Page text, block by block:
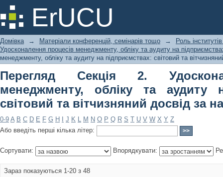
ErUCU
Перегляд Секція 2. Удосконалення
підприємствах: світовий та
Домівка → Матеріали конференцій, семінарів тощо →
Роль
Удосконалення процесів менеджменту, обліку та аудиту на
менеджменту, обліку та аудиту на підприємствах: світовий та
Перегляд Секція 2.
менеджменту, обліку та аудиту
світовий та вітчизняний досвід за
0-9 A B C D E F G H J K L M N O P Q R S T U V W X Y Z
Або введіть перші кілька літер:
Сортувати: Впорядкувати:
Зараз показуються 1-20 з 48